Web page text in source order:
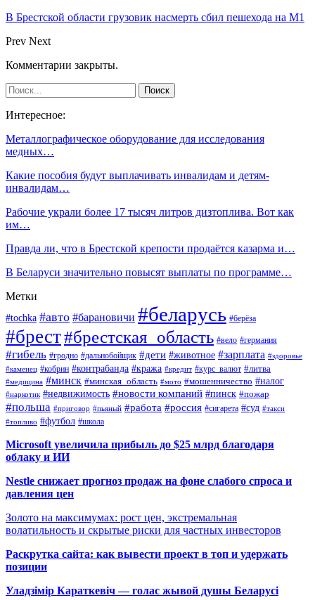
В Брестской области грузовик насмерть сбил пешехода на М1
Prev Next
Комментарии закрыты.
Интересное:
Металлографическое оборудование для исследования
медных…
Какие пособия будут выплачивать инвалидам и детям-
инвалидам…
Рабочие украли более 17 тысяч литров дизтоплива. Вот как
им…
Правда ли, что в Брестской крепости продаётся казарма и…
В Беларуси значительно повысят выплаты по программе…
Метки
#tochka #авто #барановичи #беларусь #берёза
#брест#брестская_область #вело #германия
#гибель #гродно #дальнобойщик #дети #животное #зарплата #здоровье
#каменец #кобрин #контрабанда #кража #кредит #курс_валют #литва
#медицина #минск #минская_область #мото #мошенничество #налог
#наркотик #недвижимость #новости компаний #пинск #пожар
#польша #приговор #пьяный #работа #россия #сигарета #суд #такси
#топливо #футбол #школа
Microsoft увеличила прибыль до $25 млрд благодаря
облаку и ИИ
Nestle снижает прогноз продаж на фоне слабого спроса и
давления цен
Золото на максимумах: рост цен, экстремальная
волатильность и скрытые риски для частных инвесторов
Раскрутка сайта: как вывести проект в топ и удержать
позиции
Уладзімір Караткевіч — голас жывой душы Беларусі